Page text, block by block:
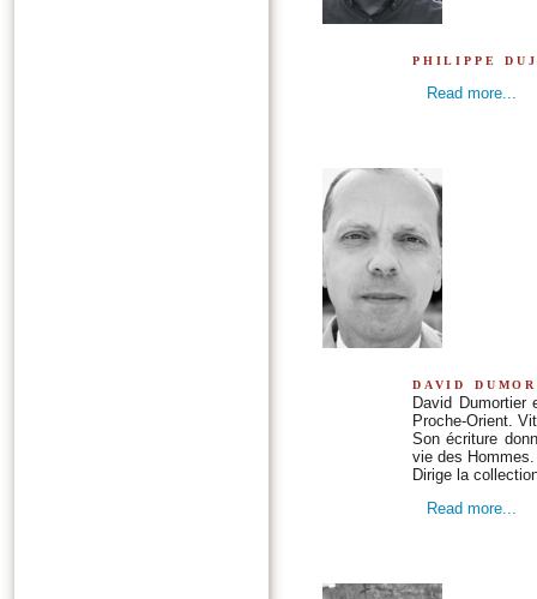
philippe
Read more...
david
David Dumortier
Proche-Orient.
Son écriture
vie des Hommes.
Dirige la
Read more...